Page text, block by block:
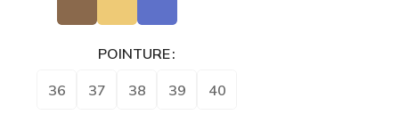
POINTURE
36 37 38 39 40